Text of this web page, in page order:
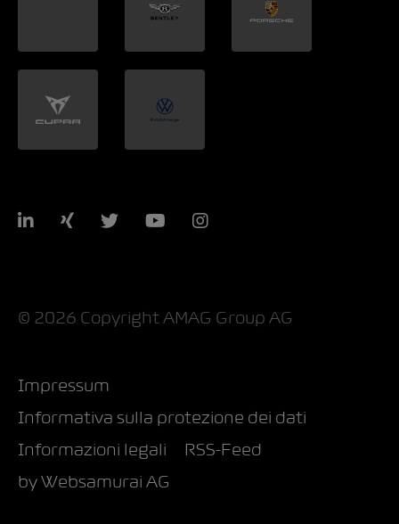
LinkedIn
Xing Twitter YouTubeInstagram
© 2026 Copyright AMAG Group AG
Impressum
Informativa sulla protezione dei dati
Informazioni legali
RSS-Feed
by Web­sa­mu­rai AG